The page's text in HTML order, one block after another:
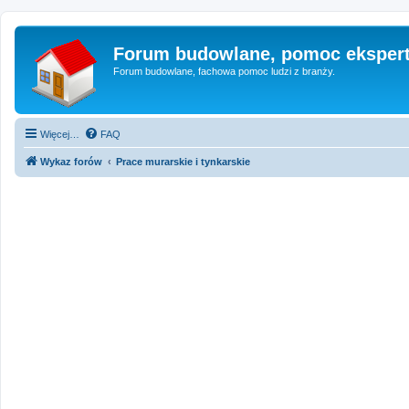
Forum budowlane, pomoc
Forum budowlane, fachowa pomoc ludzi z branży.
Więcej… FAQ
Wykaz forów Prace murarskie i tynkarskie